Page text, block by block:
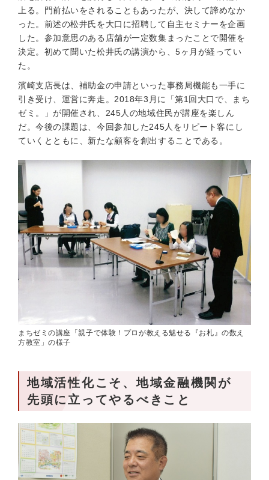
上る。門前払いをされることもあったが、決して諦めなか
った。前述の松井氏を大口に招聘して自主セミナーを企画
した。参加意思のある店舗が一定数集まったことで開催を
決定。初めて聞いた松井氏の講演から、5ヶ月が経ってい
た。
濱崎支店長は、補助金の申請といった事務局機能も一手に
引き受け、運営に奔走。2018年3月に「第1回大口で、まち
ゼミ。」が開催され、245人の地域住民が講座を楽しん
だ。今後の課題は、今回参加した245人をリピート客にし
ていくとともに、新たな顧客を創出することである。
まちゼミの講座「親子で体験！プロが教える魅せる『お札』の数え
方教室」の様子
地域活性化こそ、地域金融機関が
先頭に立ってやるべきこと